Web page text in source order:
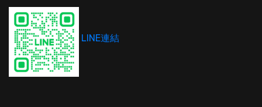
LINE連結